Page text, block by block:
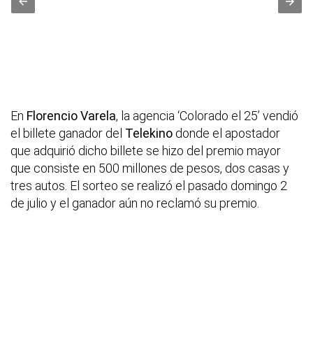
En Florencio Varela, la agencia ‘Colorado el 25’ vendió
el billete ganador del Telekino donde el apostador
que adquirió dicho billete se hizo del premio mayor
que consiste en 500 millones de pesos, dos casas y
tres autos. El sorteo se realizó el pasado domingo 2
de julio y el ganador aún no reclamó su premio.